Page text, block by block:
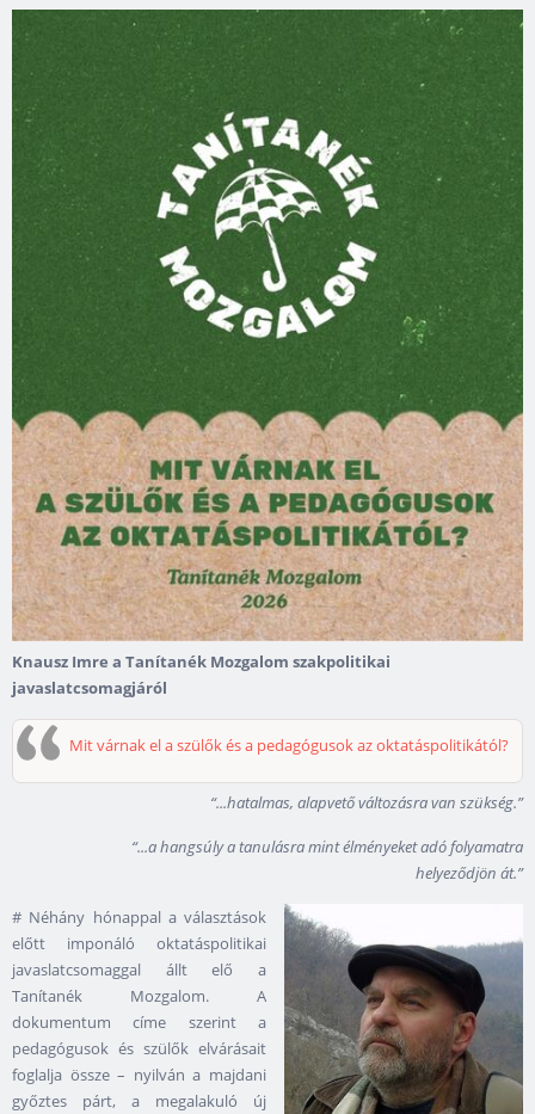
Knausz Imre a Tanítanék Mozgalom szakpolitikai
javaslatcsomagjáról
Mit várnak el a szülők és a pedagógusok az oktatáspolitikától?
“...hatalmas, alapvető változásra van szükség.”
“...a hangsúly a tanulásra mint élményeket adó folyamatra
helyeződjön át.”
# Néhány hónappal a választások
előtt imponáló oktatáspolitikai
javaslatcsomaggal állt elő a
Tanítanék Mozgalom. A
dokumentum címe szerint a
pedagógusok és szülők elvárásait
foglalja össze – nyilván a majdani
győztes párt, a megalakuló új